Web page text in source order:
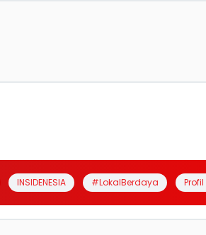
INSIDENESIA #LokalBerdaya